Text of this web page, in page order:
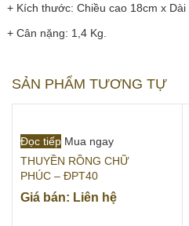
+ Kích thước: Chiều cao 18cm x Dài
+ Cân nặng: 1,4 Kg.
SẢN PHẨM TƯƠNG TỰ
Đọc tiếp Mua ngay
THUYỀN RỒNG CHỮ
PHÚC – ĐPT40
Giá bán: Liên hệ